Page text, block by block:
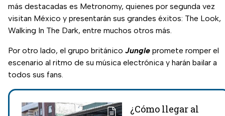
más destacadas es Metronomy, quienes por segunda vez
visitan México y presentarán sus grandes éxitos: The Look,
Walking In The Dark, entre muchos otros más.
Por otro lado, el grupo británico Jungle promete romper el
escenario al ritmo de su música electrónica y harán bailar a
todos sus fans.
¿Cómo llegar al